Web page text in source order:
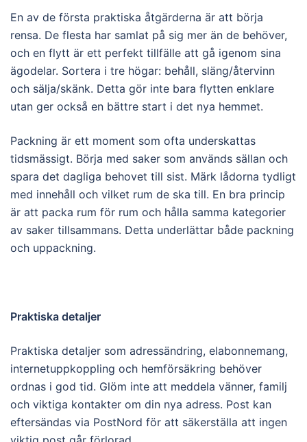
En av de första praktiska åtgärderna är att börja
rensa. De flesta har samlat på sig mer än de behöver,
och en flytt är ett perfekt tillfälle att gå igenom sina
ägodelar. Sortera i tre högar: behåll, släng/återvinn
och sälja/skänk. Detta gör inte bara flytten enklare
utan ger också en bättre start i det nya hemmet.
Packning är ett moment som ofta underskattas
tidsmässigt. Börja med saker som används sällan och
spara det dagliga behovet till sist. Märk lådorna tydligt
med innehåll och vilket rum de ska till. En bra princip
är att packa rum för rum och hålla samma kategorier
av saker tillsammans. Detta underlättar både packning
och uppackning.
Praktiska detaljer
Praktiska detaljer som adressändring, elabonnemang,
internetuppkoppling och hemförsäkring behöver
ordnas i god tid. Glöm inte att meddela vänner, familj
och viktiga kontakter om din nya adress. Post kan
eftersändas via PostNord för att säkerställa att ingen